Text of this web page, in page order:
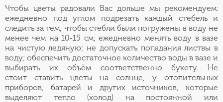
Чтобы цветы радовали Вас дольше мы рекомендуем:
ежедневно под углом подрезать каждый стебель и
следить за тем, чтобы стебли были погружены в воду не
менее чем на 10-15 см; ежедневно менять воду в вазе
на чистую ледяную; не допускать попадания листвы в
воду; обеспечить достаточное количество воды в вазе и
выбирать их объём соответственно букету. Не
стоит ставить цветы на солнце, у отопительных
приборов, батарей и других источников, которые
выделяют тепло (холод) на постоянной или